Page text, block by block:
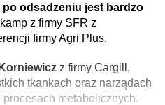
odsadzeniu jest bardzo
z firmy SFR z
firmy Agri Plus.
z firmy Cargill,
tkankach oraz narządach
procesach metabolicznych.